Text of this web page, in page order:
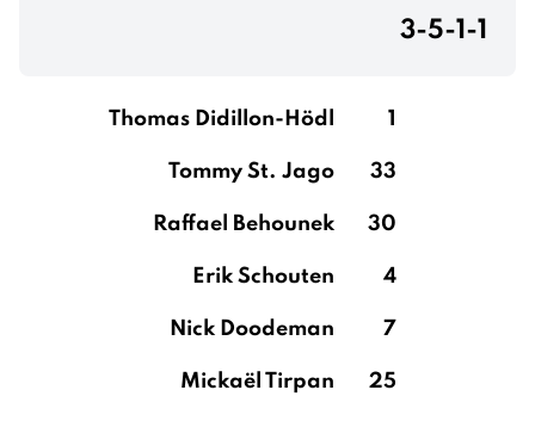
3-5-1-1
Thomas Didillon-Hödl 1
Tommy St. Jago 33
Raffael Behounek 30
Erik Schouten 4
Nick Doodeman 7
Mickaël Tirpan 25